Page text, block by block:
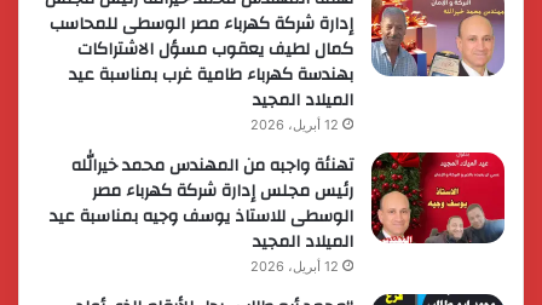
إدارة شركة كهرباء مصر الوسطى للمحاسب
كمال لطيف يعقوب مسؤل الاشتراكات
بهندسة كهرباء طامية غرب بمناسبة عيد
الميلاد المجيد
12 أبريل، 2026
تهنئة واجبه من المهندس محمد خيرالله
رئيس مجلس إدارة شركة كهرباء مصر
الوسطى للاستاذ يوسف وجيه بمناسبة عيد
الميلاد المجيد
12 أبريل، 2026